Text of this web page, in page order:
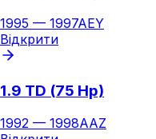
1995 — 1997AEY
Відкрити
1.9 TD (75 Hp)
1992 — 1998AAZ